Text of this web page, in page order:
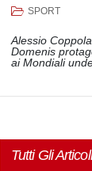
SPORT
Alessio
Domenis
ai Mondiali
Tutti Gli Articoli